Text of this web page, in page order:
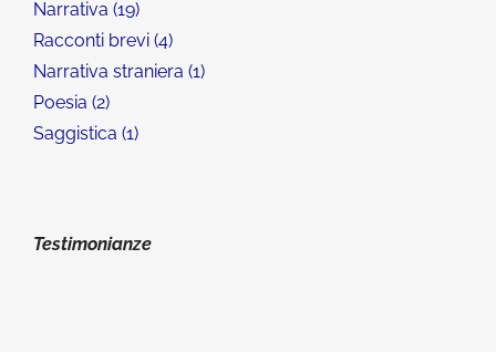
Narrativa 19
Racconti brevi 4
Narrativa straniera 1
Poesia 2
Saggistica 1
Testimonianze